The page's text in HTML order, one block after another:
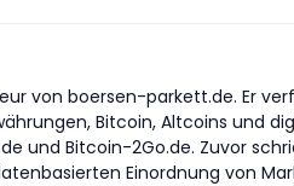
von boersen-parkett.de. Er
Bitcoin, Altcoins
und Bitcoin-2Go.de. Zuvor
Einordnung von